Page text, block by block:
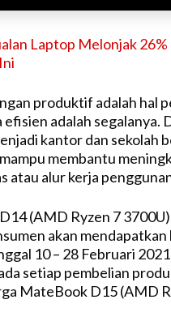
Laptop Melonjak
produktif adalah hal
adalah segalanya.
kantor dan sekolah
membantu
atau alur kerja
(AMD Ryzen 7
akan
10 – 28 Februari
setiap pembelian
MateBook D15 (AMD